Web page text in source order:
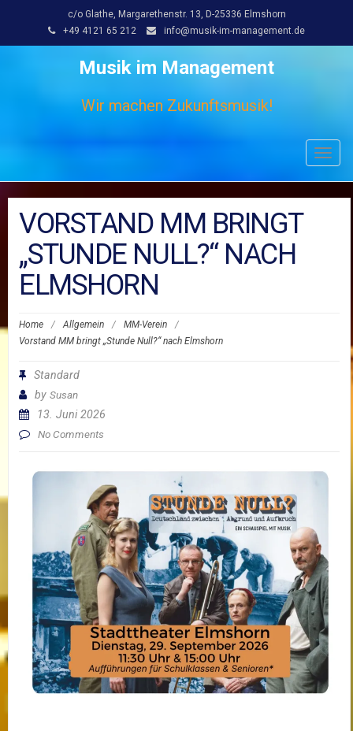
c/o Glathe, Margarethenstr. 13, D-25336 Elmshorn
+49 4121 65 212
info@musik-im-management.de
Musik im Management
Wir machen Zukunftsmusik!
VORSTAND MM BRINGT
„STUNDE NULL?“ NACH
ELMSHORN
Home / Allgemein / MM-Verein
/
Vorstand MM bringt „Stunde Null?“ nach Elmshorn
Standard
by Susan
13. Juni 2026
No Comments